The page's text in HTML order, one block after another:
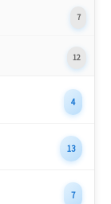
7
12
4
13
7